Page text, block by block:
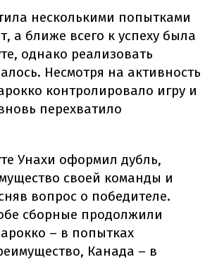
несколькими попытками
а ближе всего к успеху была
однако реализовать
Несмотря на активность
контролировало игру и
перехватило
Унахи оформил дубль,
своей команды и
вопрос о победителе.
сборные продолжили
– в попытках
Канада – в